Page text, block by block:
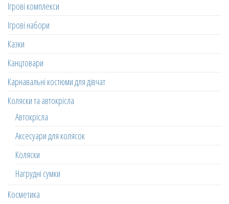
Ігрові комплекси
Ігрові набори
Казки
Канцтовари
Карнавальні костюми для дівчат
Коляски та автокрісла
Автокрісла
Аксесуари для колясок
Коляски
Нагрудні сумки
Косметика